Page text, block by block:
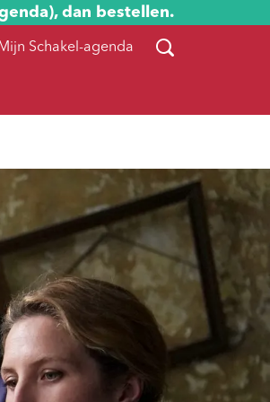
dan bestellen.
Mijn Schakel-agenda